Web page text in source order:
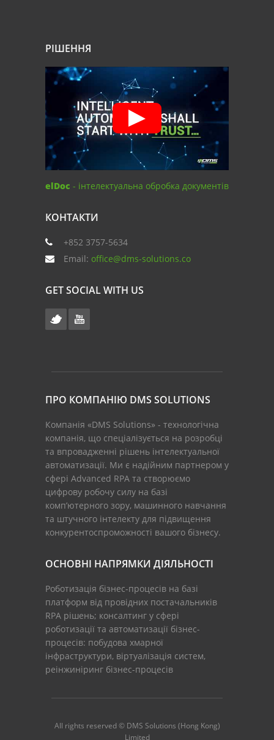
РІШЕННЯ
elDoc - інтелектуальна обробка документів
КОНТАКТИ
+852 3757-5634
Email: office@dms-solutions.co
GET SOCIAL WITH US
ПРО КОМПАНІЮ DMS SOLUTIONS
Компанія «DMS Solutions» - технологічна
компанія, що спеціалізується на розробці
та впровадженні рішень інтелектуальної
автоматизації. Ми є надійним партнером у
сфері Advanced RPA та створюємо
цифрову робочу силу на базі
комп’ютерного зору, машинного навчання
та штучного інтелекту для підвищення
конкурентоспроможності вашого бізнесу.
ОСНОВНІ НАПРЯМКИ ДІЯЛЬНОСТІ
Роботизація бізнес-процесів на базі
платформ від провідних постачальників
RPA рішень; консалтинг у сфері
роботизації та автоматизації бізнес-
процесів: побудова хмарної
інфраструктури, віртуалізація систем,
реінжиніринг бізнес-процесів
All rights reserved © DMS Solutions (Hong Kong)
Limited